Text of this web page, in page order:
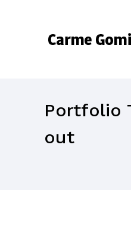
Portfolio
out